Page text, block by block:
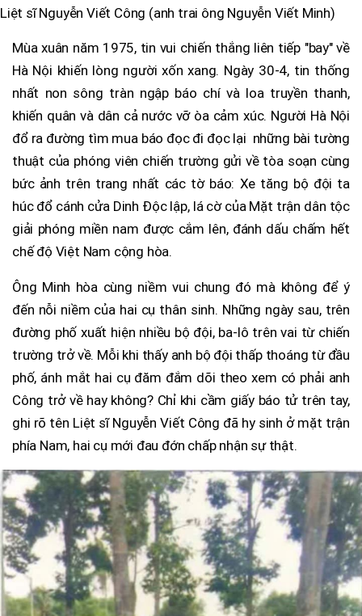
Liệt sĩ Nguyễn Viết Công (anh trai ông Nguyễn Viết Minh)
Mùa xuân năm 1975, tin vui chiến thắng liên tiếp "bay" về
Hà Nội khiến lòng người xốn xang. Ngày 30-4, tin thống
nhất non sông tràn ngập báo chí và loa truyền thanh,
khiến quân và dân cả nước vỡ òa cảm xúc. Người Hà Nội
đổ ra đường tìm mua báo đọc đi đọc lại những bài tường
thuật của phóng viên chiến trường gửi về tòa soạn cùng
bức ảnh trên trang nhất các tờ báo: Xe tăng bộ đội ta
húc đổ cánh cửa Dinh Độc lập, lá cờ của Mặt trận dân tộc
giải phóng miền nam được cắm lên, đánh dấu chấm hết
chế độ Việt Nam cộng hòa.
Ông Minh hòa cùng niềm vui chung đó mà không để ý
đến nỗi niềm của hai cụ thân sinh. Những ngày sau, trên
đường phố xuất hiện nhiều bộ đội, ba-lô trên vai từ chiến
trường trở về. Mỗi khi thấy anh bộ đội thấp thoáng từ đầu
phố, ánh mắt hai cụ đăm đắm dõi theo xem có phải anh
Công trở về hay không? Chỉ khi cầm giấy báo tử trên tay,
ghi rõ tên Liệt sĩ Nguyễn Viết Công đã hy sinh ở mặt trận
phía Nam, hai cụ mới đau đớn chấp nhận sự thật.